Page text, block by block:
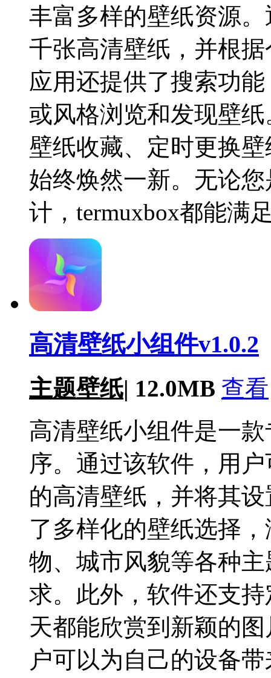
丰富多样的壁纸资源
千张高清壁纸，并根
应用还提供了搜索功
或风格浏览和发现壁
壁纸收藏、定时更换
始终焕然一新。无论
计，termuxbox都能满
高清壁纸小组件v1.0.2
主题壁纸| 12.0MB 查看
高清壁纸小组件是一
序。通过该软件，用
的高清壁纸，并将其
了多样化的壁纸选择
物、城市风貌等各种
求。此外，软件还支
天都能欣赏到新颖的
户可以为自己的设备